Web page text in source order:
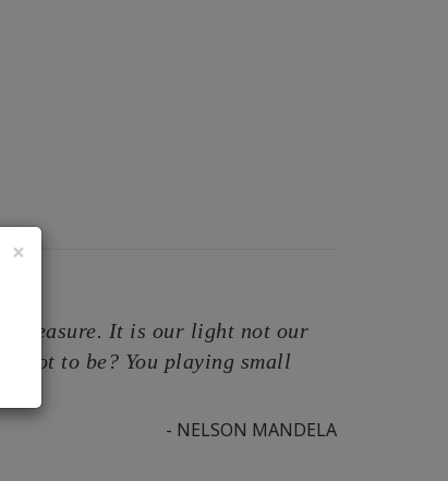
×
measure. It is our light not our
not to be? You playing small
- NELSON MANDELA